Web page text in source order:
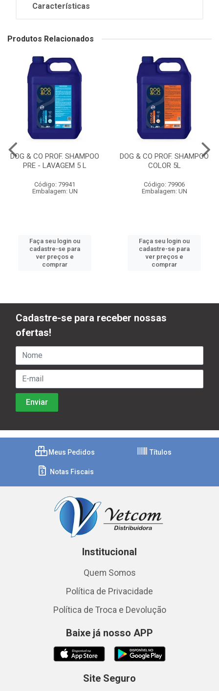
Características
Produtos Relacionados
DOG & CO PROF. SHAMPOO
PRE - LAVAGEM 5 L
Código: 79941
Embalagem: UN
Faça seu login ou
cadastre-se para
ver preços e
comprar
DOG & CO PROF. SHAMPOO
COLOR 5L
Código: 79906
Embalagem: UN
Faça seu login ou
cadastre-se para
ver preços e
comprar
Cadastre-se para receber nossas
ofertas!
Meus Pedidos Títulos
Notas Fiscais
Institucional
Quem Somos
Política de Privacidade
Política de Troca e Devolução
Baixe já nosso APP
Site Seguro